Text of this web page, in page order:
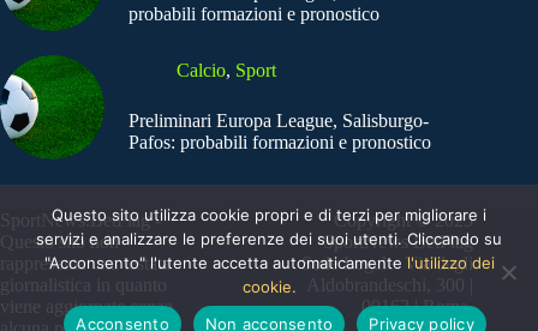
probabili formazioni e pronostico
Calcio, Sport
Preliminari Europa League, Salisburgo-
Pafos: probabili formazioni e pronostico
SportNews.BetFlag -
Questo sito non
rappresenta una testata
giornalistica in quanto
viene aggiornato senza
Copyright © 2025
SportNews BetFlag
Sede Legale: Via degli
Aldobrandeschi, 300 |
00163 | Roma
Questo sito utilizza cookie propri e di terzi per migliorare i
servizi e analizzare le preferenze dei suoi utenti. Cliccando su
"Acconsento" l'utente accetta automaticamente l'utilizzo dei
cookie.
Acconsento
Non acconsento Privacy policy